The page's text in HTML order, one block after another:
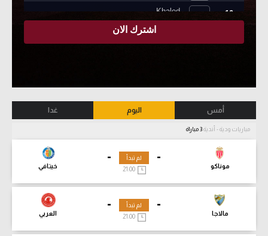
أمس اليوم غدا
مباريات ودية - أندية
-
موناكو
-
خيتافي
لم تبدأ
21:00
-
مالاجا
-
العربي
لم تبدأ
21:00